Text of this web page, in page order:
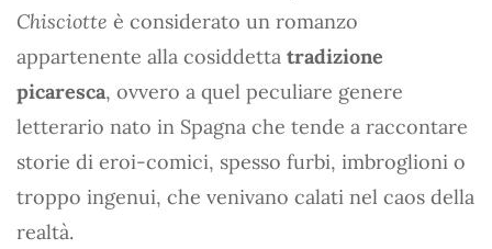
Chisciotte è considerato un romanzo
appartenente alla cosiddetta tradizione
picaresca, ovvero a quel peculiare genere
letterario nato in Spagna che tende a raccontare
storie di eroi-comici, spesso furbi, imbroglioni o
troppo ingenui, che venivano calati nel caos della
realtà.